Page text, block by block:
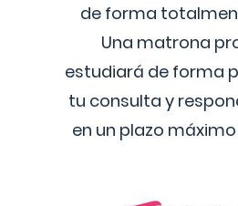
de forma
Una matrona
estudiará de forma
tu consulta y
en un plazo